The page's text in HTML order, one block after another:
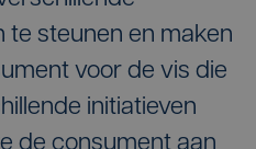
te steunen en maken
voor de vis die
initiatieven